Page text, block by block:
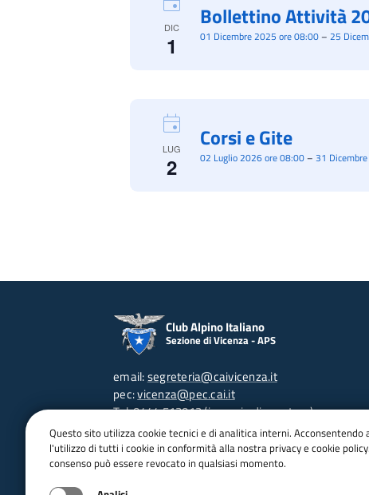
DIC
1 01 Dicembre 2025 ore 08:00– 25
Bollettino Attività
LUG
2 02 Luglio 2026 ore 08:00– 31
Corsi e Gite
Club Alpino Italiano
Sezione di Vicenza - APS
email:segreteria@caivicenza.it
pec:vicenza@pec.cai.it
Tel: 0444 513012 (in orario di apertura)
C.F. 80017850241
P.IVA 02471980249
Contra' Porta S.Lucia, 95 - 36100 VI
Questo sito utilizza cookie tecnici e di analitica interni. Acconsentendo
l'utilizzo di tutti i cookie in conformità alla nostra privacy e cookie
consenso può essere revocato in qualsiasi momento.